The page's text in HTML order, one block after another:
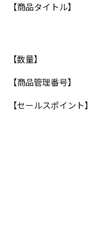
【商品タイトル】
【数量】
【商品管理番号】
【セールスポイント】